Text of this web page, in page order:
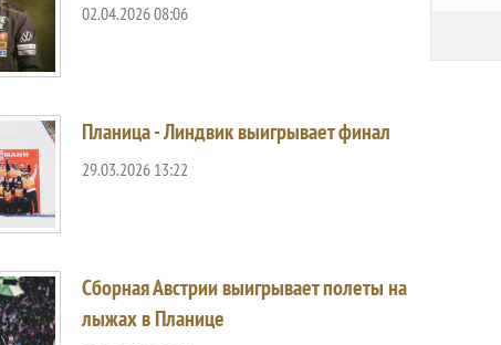
02.04.2026 08:06
Планица - Линдвик выигрывает финал
29.03.2026 13:22
Сборная Австрии выигрывает полеты на
лыжах в Планице